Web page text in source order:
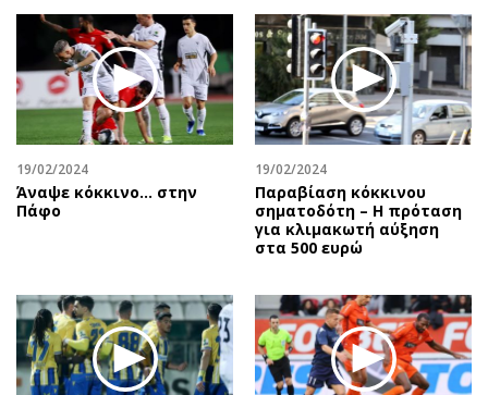
19/02/2024
Άναψε κόκκινο… στην
Πάφο
19/02/2024
Παραβίαση κόκκινου
σηματοδότη – Η πρόταση
για κλιμακωτή αύξηση
στα 500 ευρώ